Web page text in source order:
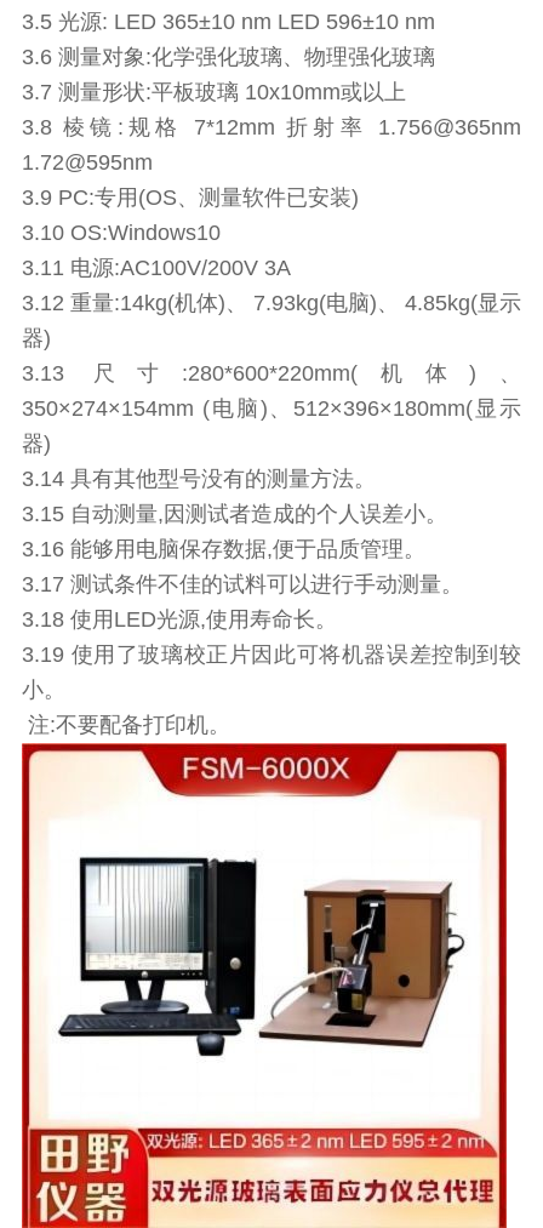
3.5 光源: LED 365±10 nm LED 596±10 nm
3.6 测量对象:化学强化玻璃、物理强化玻璃
3.7 测量形状:平板玻璃 10x10mm或以上
3.8 棱镜:规格 7*12mm 折射率 1.756@365nm
1.72@595nm
3.9 PC:专用(OS、测量软件已安装)
3.10 OS:Windows10
3.11 电源:AC100V/200V 3A
3.12 重量:14kg(机体)、 7.93kg(电脑)、 4.85kg(显示
器)
3.13 尺寸:280*600*220mm(机体)、
350×274×154mm (电脑)、512×396×180mm(显示
器)
3.14 具有其他型号没有的测量方法。
3.15 自动测量,因测试者造成的个人误差小。
3.16 能够用电脑保存数据,便于品质管理。
3.17 测试条件不佳的试料可以进行手动测量。
3.18 使用LED光源,使用寿命长。
3.19 使用了玻璃校正片因此可将机器误差控制到较
小。
注:不要配备打印机。